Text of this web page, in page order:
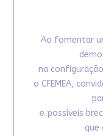
Ao fomentar
na
o CFEMEA,
e possíveis
que